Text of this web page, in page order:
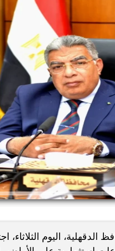
اليوم الثلاثاء،